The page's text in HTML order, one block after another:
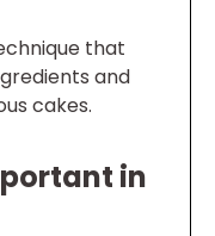
that
and
cakes.
in